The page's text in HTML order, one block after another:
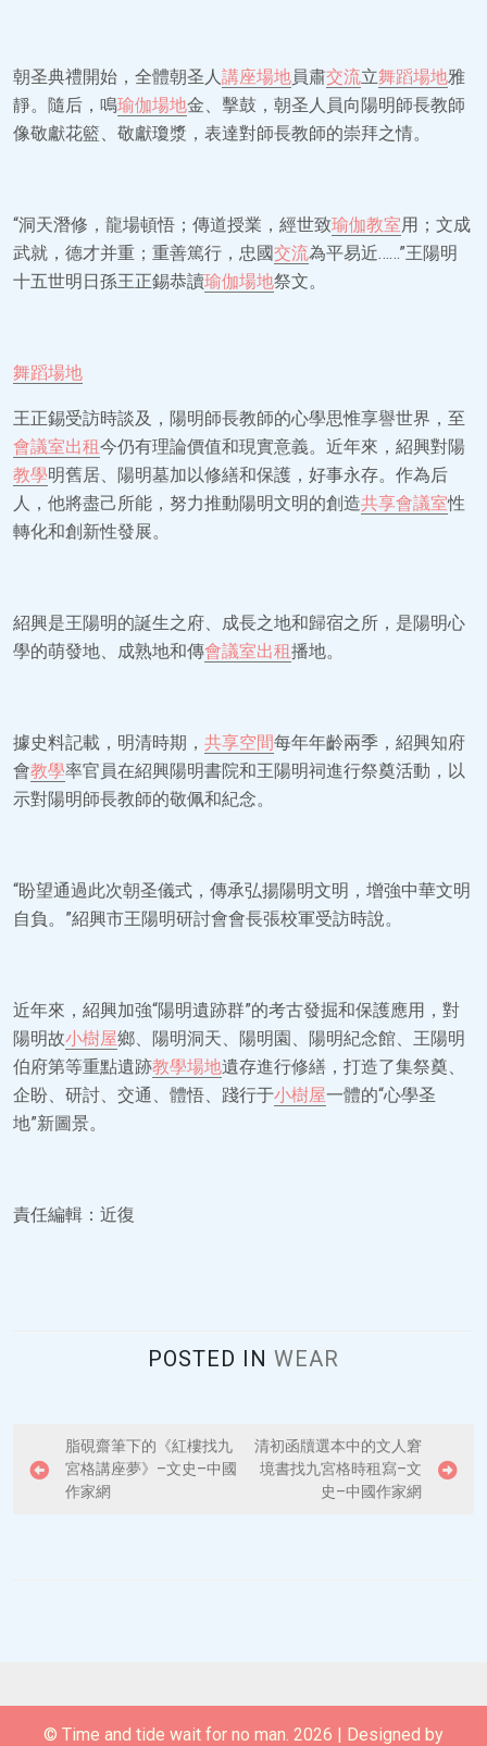
朝圣典禮開始，全體朝圣人講座場地員肅交流立舞蹈場地雅
靜。隨后，鳴瑜伽場地金、擊鼓，朝圣人員向陽明師長教師
像敬獻花籃、敬獻瓊漿，表達對師長教師的崇拜之情。
“洞天潛修，龍場頓悟；傳道授業，經世致瑜伽教室用；文成
武就，德才并重；重善篤行，忠國交流為平易近……”王陽明
十五世明日孫王正錫恭讀瑜伽場地祭文。
舞蹈場地
王正錫受訪時談及，陽明師長教師的心學思惟享譽世界，至
會議室出租今仍有理論價值和現實意義。近年來，紹興對陽
教學明舊居、陽明墓加以修繕和保護，好事永存。作為后
人，他將盡己所能，努力推動陽明文明的創造共享會議室性
轉化和創新性發展。
紹興是王陽明的誕生之府、成長之地和歸宿之所，是陽明心
學的萌發地、成熟地和傳會議室出租播地。
據史料記載，明清時期， 共享空間每年年齡兩季，紹興知府
會教學率官員在紹興陽明書院和王陽明祠進行祭奠活動，以
示對陽明師長教師的敬佩和紀念。
“盼望通過此次朝圣儀式，傳承弘揚陽明文明，增強中華文明
自負。”紹興市王陽明研討會會長張校軍受訪時說。
近年來，紹興加強“陽明遺跡群”的考古發掘和保護應用，對
陽明故小樹屋鄉、陽明洞天、陽明園、陽明紀念館、王陽明
伯府第等重點遺跡教學場地遺存進行修繕，打造了集祭奠、
企盼、研討、交通、體悟、踐行于小樹屋一體的“心學圣
地”新圖景。
責任編輯：近復
POSTED IN WEAR
o
g
脂硯齋筆下的《紅樓找九
宮格講座夢》–文史–中國
作家網
清初函牘選本中的文人窘
境書找九宮格時租寫–文
史–中國作家網
© Time and tide wait for no man. 2026 | Designed by